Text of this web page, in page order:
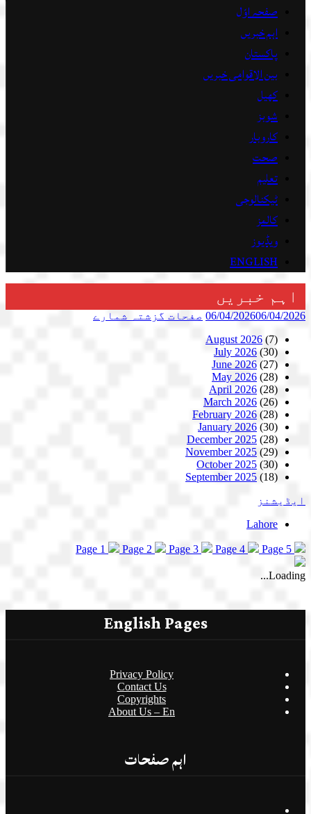
صفحہ اوّل
اہم خبریں
پاکستان
بین الاقوامی خبریں
کھیل
شوبز
کاروبار
صحت
تعلیم
ٹیکنالوجی
کالمز
ویڈیوز
ENGLISH
اہم خبریں
06/04/202606/04/2026 صفحات گزشتہ شمارے
August 2026 (7)
July 2026 (30)
June 2026 (27)
May 2026 (28)
April 2026 (28)
March 2026 (26)
February 2026 (28)
January 2026 (30)
December 2025 (28)
November 2025 (29)
October 2025 (30)
September 2025 (18)
ایڈیشنز
Lahore
Page 1 Page 2 Page 3 Page 4 Page 5
Loading...
English Pages
Privacy Policy
Contact Us
Copyrights
About Us – En
اہم صفحات